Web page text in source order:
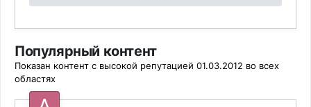
Популярный контент
Показан контент с высокой репутацией 01.03.2012 во всех
областях